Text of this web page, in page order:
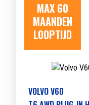
MAX 60
MAANDEN
LOOPTIJD
VOLVO V60